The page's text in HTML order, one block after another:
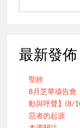
最新發佈
聖經
8月芝華禱告會
動與呼聲】(8/
惡者的起源